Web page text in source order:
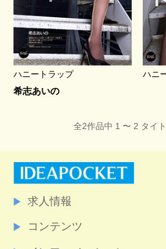
ハニートラップ
希志あいの
ハニ
全2作品中 1 〜 2 タイ
求人情報
コンテンツ